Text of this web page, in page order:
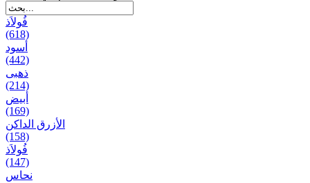
فُولاَذ
(618)
أسود
(442)
ذهبی
(214)
أبيض
(169)
الأزرق الداكن
(158)
فُولاَذ
(147)
نحاس